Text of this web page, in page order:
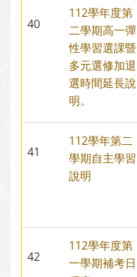
40
112學年度第
二學期高一彈
性學習選課暨
多元選修加退
選時間延長說
明。
41
112學年第二
學期自主學習
說明
42
112學年度第
一學期補考日